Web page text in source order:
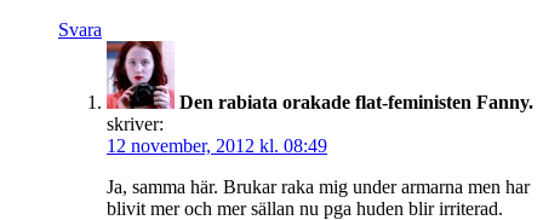
Svara
Den rabiata orakade flat-feministen Fanny.
skriver:
12 november, 2012 kl. 08:49
Ja, samma här. Brukar raka mig under armarna men har
blivit mer och mer sällan nu pga huden blir irriterad.